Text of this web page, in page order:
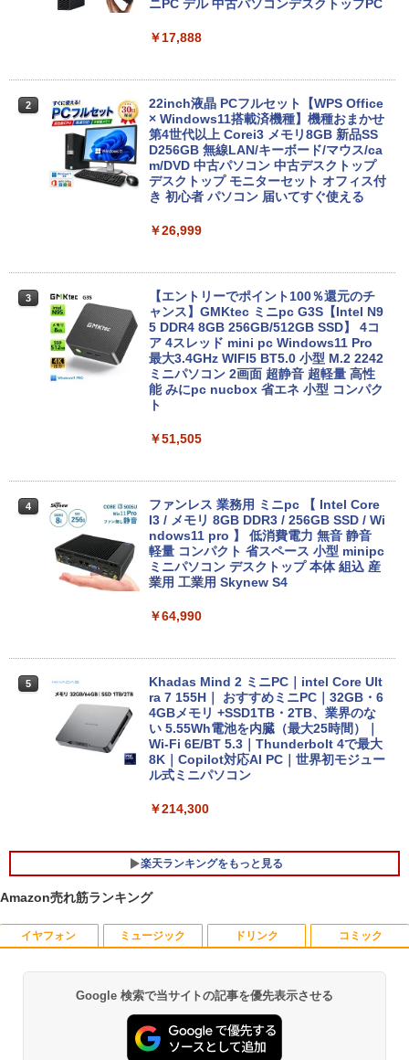
点セット富士通 LIFEBOOKシリーズ ノ
ートパソコンアウトレット 第八世代Core
i3 i5 DVD/テンキー/カメラ選べる 大画面
15型 Windows11 最大メモリ32GB新品S
SD2TB オフィス付き MicrosoftOffice20
24可 中古パソコン WIFI Bluetooth
第10世代 Core i5 Windows11 メモリ8G
B M.2 SSD256GB 15.6インチ 大画面 無
線LAN Wi-Fi搭載 Bluetooth対応 Webカ
メラ内蔵 ZOOM対応 Lenovo ThinkPad
L15 Gen1 初期設定済 すぐ使える 90日
保証 送料無料
￥20,980
ソコン 中古 パソコン メモリ 8GB 最大3
2GB 新品 SSD 256GB 高性能 第8世代 C
ore i5搭載 DVD 中古ノートパソコン Win
dows11 Pro 店長オススメ おまかせ 15.6
型 無線LAN office付き 2026 福袋 ギフト
第8世代Core i5 メモリ8GB/16GB 新品S
SD1TB 15.6型 レノボ ThinkPad L590 O
ffice付 Windows11 テンキー WEBカメ
ラ 初期設定済 初心者 ノートPC 中古PC
Lenovo
￥26,800
ニPC デル 中古パソコンデスクトップPC
￥17,888
2
22inch液晶 PCフルセット【WPS Office
× Windows11搭載済機種】機種おまかせ
第4世代以上 Corei3 メモリ8GB 新品SS
D256GB 無線LAN/キーボード/マウス/ca
m/DVD 中古パソコン 中古デスクトップ
デスクトップ モニターセット オフィス付
き 初心者 パソコン 届いてすぐ使える
￥26,999
3
【エントリーでポイント100％還元のチ
ャンス】GMKtec ミニpc G3S【Intel N9
5 DDR4 8GB 256GB/512GB SSD】 4コ
ア 4スレッド mini pc Windows11 Pro
最大3.4GHz WIFI5 BT5.0 小型 M.2 2242
ミニパソコン 2画面 超静音 超軽量 高性
能 みにpc nucbox 省エネ 小型 コンパク
ト
￥51,505
4
ファンレス 業務用 ミニpc 【 Intel Core
I3 / メモリ 8GB DDR3 / 256GB SSD / Wi
ndows11 pro 】 低消費電力 無音 静音
軽量 コンパクト 省スペース 小型 minipc
ミニパソコン デスクトップ 本体 組込 産
業用 工業用 Skynew S4
￥64,990
5
Khadas Mind 2 ミニPC｜intel Core Ult
ra 7 155H｜ おすすめミニPC｜32GB・6
4GBメモリ +SSD1TB・2TB、業界のな
い 5.55Wh電池を内臓（最大25時間）｜
Wi-Fi 6E/BT 5.3｜Thunderbolt 4で最大
8K｜Copilot対応AI PC｜世界初モジュー
ル式ミニパソコン
￥214,300
楽天ランキングをもっと見る
1
バッファロー BUFFALO USB ハブ USB
25BK【Windows/Mac対応】
1
【エントリーでポイント10倍】はじめて
ち 40巻セット
Amazon売れ筋ランキング
イヤフォン
Anker Soundcore P40i オフホワイト
￥7,990
ミュージック
BRUCE WAYNE feat. Flo Milli, ATL Jacob
[Explicit]
￥250
ドリンク
【Amazon.co.jp限定】 い・ろ・は・す 2L P
ET ラベルレス ×8本
￥1,112
コミック
薬屋のひとりごと 17巻 (デジタル版ビッグガ
ンガンコミックス)
￥770
Google 検索で当サイトの記事を優先表示させる